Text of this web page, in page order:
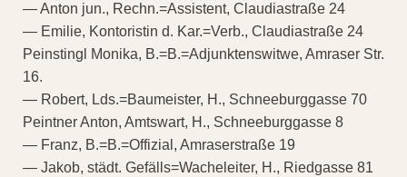
— Anton jun., Rechn.=Assistent, Claudiastraße 24
— Emilie, Kontoristin d. Kar.=Verb., Claudiastraße 24
Peinstingl Monika, B.=B.=Adjunktenswitwe, Amraser Str.
16.
— Robert, Lds.=Baumeister, H., Schneeburggasse 70
Peintner Anton, Amtswart, H., Schneeburggasse 8
— Franz, B.=B.=Offizial, Amraserstraße 19
— Jakob, städt. Gefälls=Wacheleiter, H., Riedgasse 81